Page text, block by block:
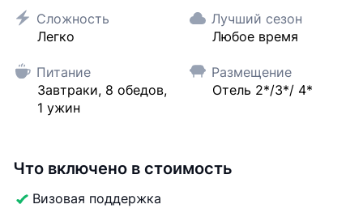
Сложность
Легко
Лучший сезон
Любое время
Питание
Завтраки, 8 обедов,
1 ужин
Размещение
Отель 2*/3*/ 4*
Что включено в стоимость
Визовая поддержка